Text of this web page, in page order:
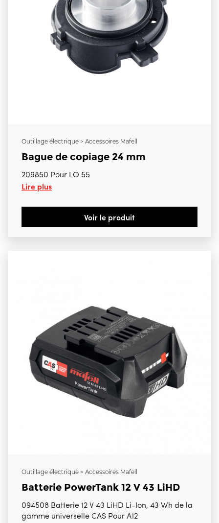
Outillage électrique > Accessoires Mafell
Bague de copiage 24 mm
209850 Pour LO 55
Lire plus
Voir le produit
Outillage électrique > Accessoires Mafell
Batterie PowerTank 12 V 43 LiHD
094508 Batterie 12 V 43 LiHD Li-Ion, 43 Wh de la
gamme universelle CAS Pour A12